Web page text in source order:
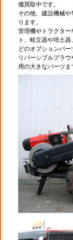
価買取中です。
その他、建設機械
ります。
管理機やトラクタ
ト、畦立器や培土
どのオプションパー
リバーシブルプラ
用の大きなパーツま